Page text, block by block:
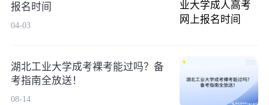
报名时间
04-03
湖北工业大学成考裸考能过吗？备
考指南全放送！
08-14